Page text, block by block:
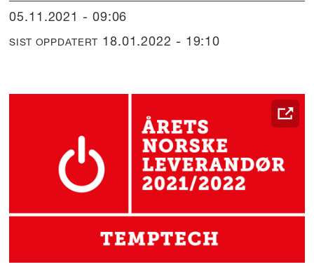
05.11.2021 - 09:06
SIST OPPDATERT 18.01.2022 - 19:10